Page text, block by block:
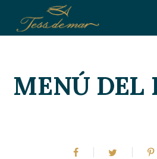
MENÚ DEL